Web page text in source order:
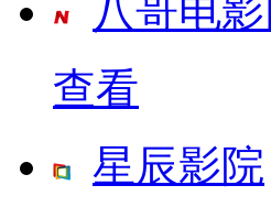
八哥电影
查看
星辰影院